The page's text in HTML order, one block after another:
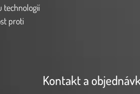
technologií
proti
21
Kontakt a